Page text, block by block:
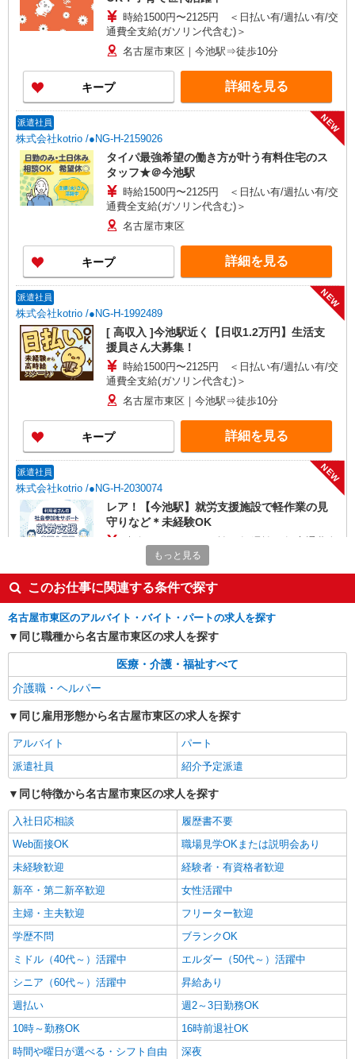
時給1500円〜2125円 ＜日払い有/週払い有/交
通費全支給(ガソリン代含む)＞
名古屋市東区｜今池駅⇒徒歩10分
キープ 詳細を見る
派遣社員
株式会社kotrio /●NG-H-2159026
NEW
タイパ最強希望の働き方が叶う有料住宅のス
タッフ★＠今池駅
時給1500円〜2125円 ＜日払い有/週払い有/交
通費全支給(ガソリン代含む)＞
名古屋市東区
キープ 詳細を見る
派遣社員
株式会社kotrio /●NG-H-1992489
NEW
[ 高収入 ]今池駅近く【日収1.2万円】生活支
援員さん大募集！
時給1500円〜2125円 ＜日払い有/週払い有/交
通費全支給(ガソリン代含む)＞
名古屋市東区｜今池駅⇒徒歩10分
キープ 詳細を見る
派遣社員
株式会社kotrio /●NG-H-2030074
NEW
レア！【今池駅】就労支援施設で軽作業の見
守りなど＊未経験OK
支給(ガソリン代含む)＞
名古屋市東区｜今池駅⇒徒歩10分
キープ 詳細を見る
株式会社kotrio /●NG-H-2030730
NEW
時給1500円〜2125円 ＜日払い有/週払い有/交
通費全支給(ガソリン代含む)＞
名古屋市東区｜今池駅⇒徒歩10分
キープ
派遣社員
株式会社kotrio /●NG-H-2159103
≪今池駅≫日勤のみ＆残業ナシ！お迎えに間
に合うデイサービス
時給1500円〜2125円 ＜日払い有/週払い有/交
通費全支給(ガソリン代含む)＞
名古屋市東区
キープ 詳細を見る
派遣社員
株式会社kotrio /●NG-H-2029438
NEW
夕方までのデイサービス☆車の運転できる方
優遇【今池駅】
もっと見る
このお仕事に関連する条件で探す
名古屋市東区のアルバイト・バイト・パートの求人を探す
同じ職種から名古屋市東区の求人を探す
医療・介護・福祉すべて
介護職・ヘルパー
同じ雇用形態から名古屋市東区の求人を探す
アルバイト
パート
派遣社員
紹介予定派遣
同じ特徴から名古屋市東区の求人を探す
入社日応相談
履歴書不要
Web面接OK
職場見学OKまたは説明会あり
未経験歓迎
経験者・有資格者歓迎
新卒・第二新卒歓迎
女性活躍中
主婦・主夫歓迎
フリーター歓迎
学歴不問
ブランクOK
ミドル（40代～）活躍中
エルダー（50代～）活躍中
シニア（60代～）活躍中
昇給あり
週払い
週2～3日勤務OK
10時～勤務OK
16時前退社OK
時間や曜日が選べる・シフト自由
深夜